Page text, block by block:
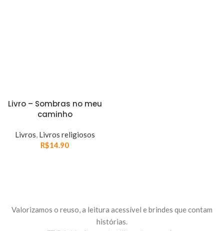
Livro – Sombras no meu
caminho
Livros, Livros religiosos
R$14.90
Valorizamos o reuso, a leitura acessível e brindes que contam
histórias.